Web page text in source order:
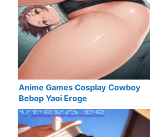
Anime Games Cosplay Cowboy
Bebop Yaoi Eroge